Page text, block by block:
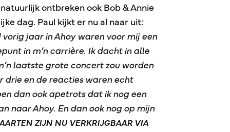
ontbreken ook Bob & Annie
dag. Paul kijkt er nu al naar uit:
jaar in Ahoy waren voor mij een
in m’n carrière. Ik dacht in alle
laatste grote concert zou worden
drie en de reacties waren echt
dan ook apetrots dat ik nog een
naar Ahoy. En dan ook nog op mijn
ZIJN NU VERKRIJGBAAR VIA